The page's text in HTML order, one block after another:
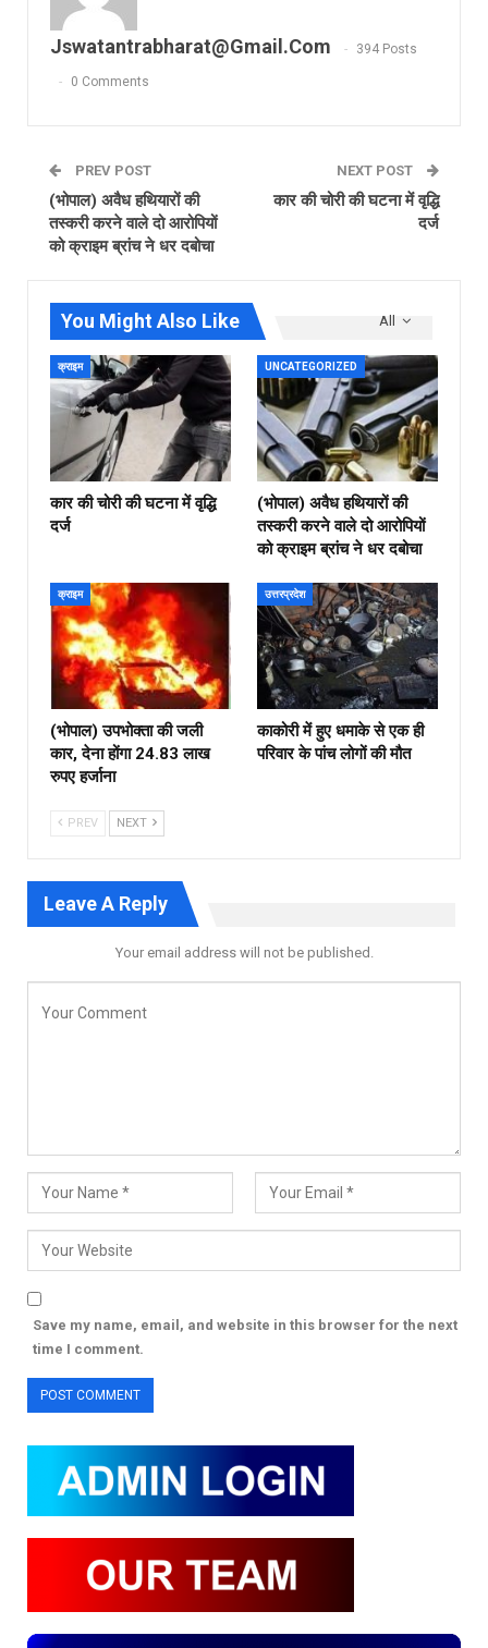
Jswatantrabharat@gmail.com 394 Posts
0 Comments
PREV POST
(भोपाल) अवैध हथियारों की
तस्करी करने वाले दो आरोपियों
को क्राइम ब्रांच ने धर दबोचा
NEXT POST
कार की चोरी की घटना में वृद्धि
दर्ज
All
You Might Also Like
क्राइम
कार की चोरी की घटना में वृद्धि
दर्ज
UNCATEGORIZED
(भोपाल) अवैध हथियारों की
तस्करी करने वाले दो आरोपियों
को क्राइम ब्रांच ने धर दबोचा
क्राइम
(भोपाल) उपभोक्ता की जली
कार, देना होंगा 24.83 लाख
रुपए हर्जाना
उत्तरप्रदेश
काकोरी में हुए धमाके से एक ही
परिवार के पांच लोगों की मौत
PREV NEXT
Leave A Reply
Your email address will not be published.
Save my name, email, and website in this browser for the next
time I comment.